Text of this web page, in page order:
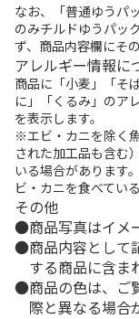
なお、「普通ゆうパ
のみチルドゆうパッ
ず、商品内容欄にそ
アレルギー情報に
商品に「小麦」「そ
に」「くるみ」のア
を表示します。
※エビ・カニを除く
された加工品も含む
いる場合があります
ビ・カニを食べてい
その他
商品写真はイメ
商品内容として
する商品に含ま
商品の色は、ご
際と異なる場合